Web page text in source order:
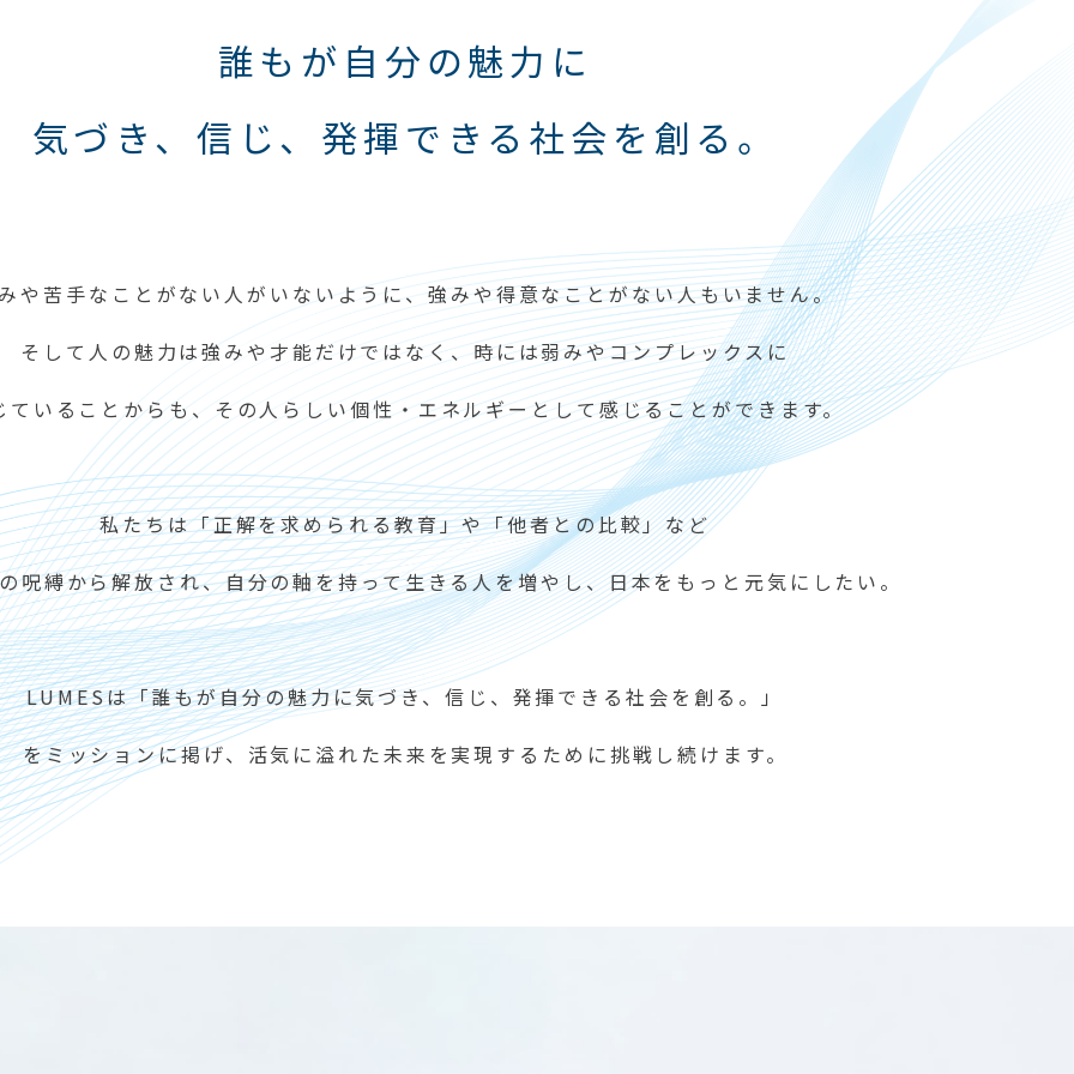
誰もが自分の魅力に
気づき、信じ、 発揮できる社会を創る。
や苦手なことがない人がいないように、強みや得意なことがない人もいません。
そして人の魅力は強みや才能だけではなく、時には弱みやコンプレックスに
ていることからも、その人らしい個性・エネルギーとして感じることができます。
私たちは「正解を求められる教育」や「他者との比較」など
呪縛から解放され、自分の軸を持って生きる人を増やし、日本をもっと元気にしたい。
LUMESは「誰もが自分の魅力に気づき、信じ、発揮できる社会を創る。」
をミッションに掲げ、活気に溢れた未来を実現するために挑戦し続けます。